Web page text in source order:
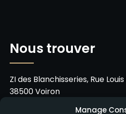
Manage
Nous trouver
ZI des Blanchisseries, Rue
38500 Voiron